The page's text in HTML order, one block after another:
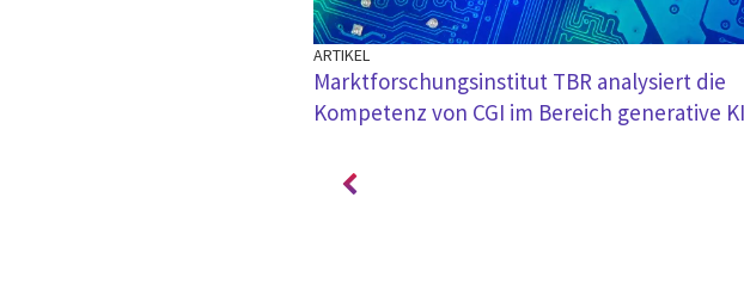
ARTIKEL
Marktforschungsinstitut TBR analysiert die
Kompetenz von CGI im Bereich generative KI